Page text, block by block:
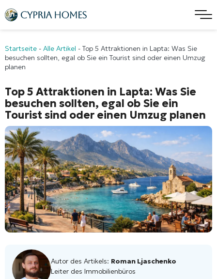
Startseite - Alle Artikel - Top 5 Attraktionen in Lapta: Was Sie
besuchen sollten, egal ob Sie ein Tourist sind oder einen Umzug
planen
Top 5 Attraktionen in Lapta: Was Sie
besuchen sollten, egal ob Sie ein
Tourist sind oder einen Umzug planen
Autor des Artikels: Roman Ljaschenko
Leiter des Immobilienbüros